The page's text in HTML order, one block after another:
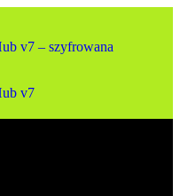
v7 – szyfrowana
v7